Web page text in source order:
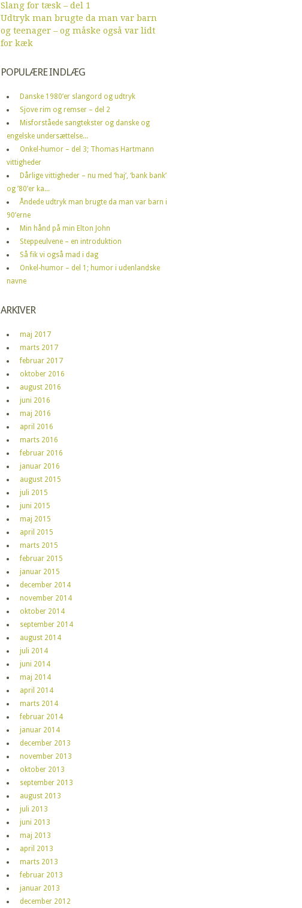
Slang for tæsk – del 1
Udtryk man brugte da man var barn
og teenager – og måske også var lidt
for kæk
POPULÆRE INDLÆG
Danske 1980’er slangord og udtryk
Sjove rim og remser – del 2
Misforståede sangtekster og danske og
engelske undersættelse...
Onkel-humor – del 3; Thomas Hartmann
vittigheder
Dårlige vittigheder – nu med ‘haj’, ‘bank bank’
og ’80’er ka...
Åndede udtryk man brugte da man var barn i
90’erne
Min hånd på min Elton John
Steppeulvene – en introduktion
Så fik vi også mad i dag
Onkel-humor – del 1; humor i udenlandske
navne
ARKIVER
maj 2017
marts 2017
februar 2017
oktober 2016
august 2016
juni 2016
maj 2016
april 2016
marts 2016
februar 2016
januar 2016
august 2015
juli 2015
juni 2015
maj 2015
april 2015
marts 2015
februar 2015
januar 2015
december 2014
november 2014
oktober 2014
september 2014
august 2014
juli 2014
juni 2014
maj 2014
april 2014
marts 2014
februar 2014
januar 2014
december 2013
november 2013
oktober 2013
september 2013
august 2013
juli 2013
juni 2013
maj 2013
april 2013
marts 2013
februar 2013
januar 2013
december 2012